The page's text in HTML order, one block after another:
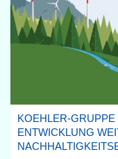
KOEHLER-
ENTWICKLUNG